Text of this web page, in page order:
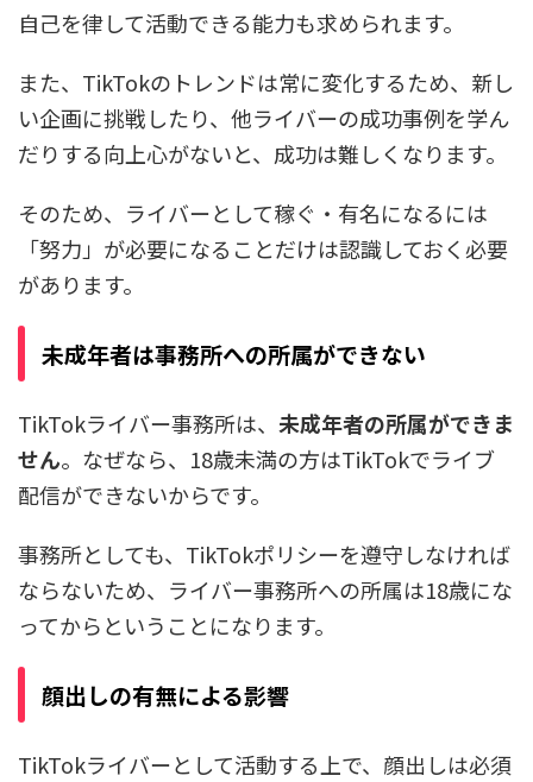
自己を律して活動できる能力も求められます。
また、TikTokのトレンドは常に変化するため、新し
い企画に挑戦したり、他ライバーの成功事例を学ん
だりする向上心がないと、成功は難しくなります。
そのため、ライバーとして稼ぐ・有名になるには
「努力」が必要になることだけは認識しておく必要
があります。
未成年者は事務所への所属ができない
TikTokライバー事務所は、 未成年者の所属ができま
せん。なぜなら、18歳未満の方はTikTokでライブ
配信ができないからです。
事務所としても、TikTokポリシーを遵守しなければ
ならないため、ライバー事務所への所属は18歳にな
ってからということになります。
顔出しの有無による影響
TikTokライバーとして活動する上で、顔出しは必須